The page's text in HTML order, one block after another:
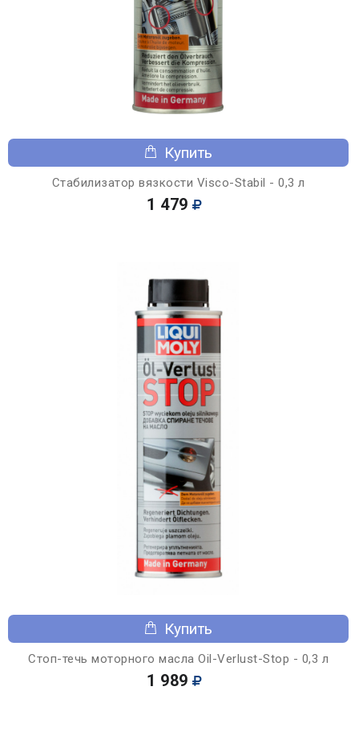
Купить
Стабилизатор вязкости Visco-Stabil - 0,3 л
1 479
Купить
Стоп-течь моторного масла Oil-Verlust-Stop - 0,3 л
1 989